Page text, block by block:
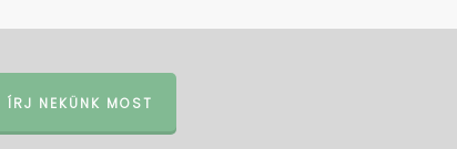
ÍRJ NEKÜNK MOST